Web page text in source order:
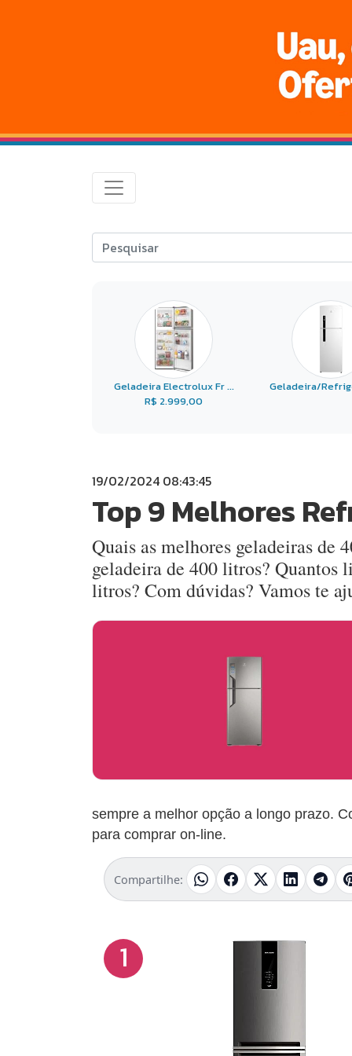
Geladeira Electrolux Fr ...
R$ 2.999,00
Geladeira/
19/02/2024 08:43:45
Top 9 Melhores
Quais as melhores geladeiras de
geladeira de 400 litros? Quantos
litros? Com dúvidas? Vamos te
sempre a melhor opção a longo prazo.
para comprar on-line.
Compartilhe:
1